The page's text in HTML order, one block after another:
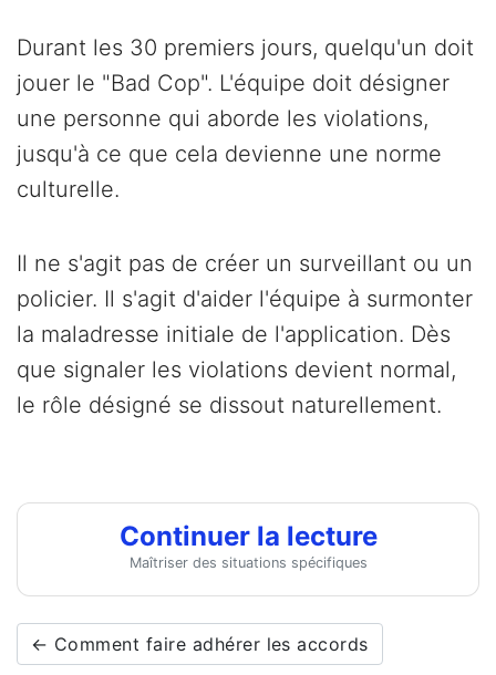
Durant les 30 premiers jours, quelqu'un doit
jouer le "Bad Cop". L'équipe doit désigner
une personne qui aborde les violations,
jusqu'à ce que cela devienne une norme
culturelle.
Il ne s'agit pas de créer un surveillant ou un
policier. Il s'agit d'aider l'équipe à surmonter
la maladresse initiale de l'application. Dès
que signaler les violations devient normal,
le rôle désigné se dissout naturellement.
Continuer la lecture
Maîtriser des situations spécifiques
← Comment faire adhérer les accords